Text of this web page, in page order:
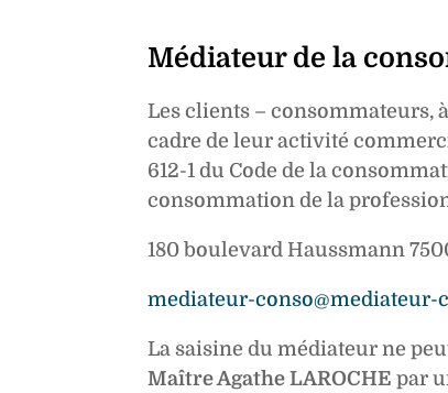
Médiateur de la
Les clients – consommateurs,
cadre de leur activité
612-1 du Code de la
consommation de la
180 boulevard Haussmann
mediateur-
La saisine du médiateur ne
Maître Agathe LAROCHE par